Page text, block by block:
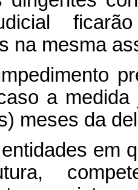
na mesma
a
meses da
em